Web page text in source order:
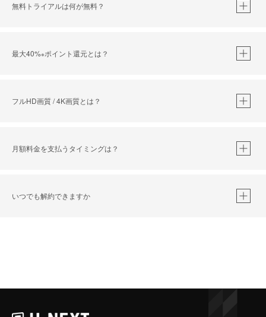
無料トライアルは何が無料？
最大40%※ポイント還元とは？
※40％ポイント還元の対象は、クレジットカード決済による作品の購入 / レンタルです。
iOSアプリのUコイン決済による作品の購入 / レンタルは、20％のポイント還元です。
フルHD画質 / 4K画質とは？
月額料金を支払うタイミングは？
いつでも解約できますか